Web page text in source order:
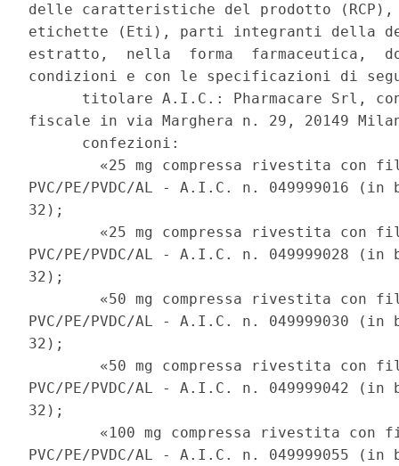
delle caratteristiche del prodotto
etichette (Eti), parti integranti della
estratto,  nella  forma  farmaceutica,
condizioni e con le specificazioni di
titolare A.I.C.: Pharmacare Srl,
fiscale in via Marghera n. 29, 20149
      confezioni:
«25 mg compressa rivestita con
PVC/PE/PVDC/AL - A.I.C. n. 049999016
32);
«25 mg compressa rivestita con
PVC/PE/PVDC/AL - A.I.C. n. 049999028
32);
«50 mg compressa rivestita con
PVC/PE/PVDC/AL - A.I.C. n. 049999030
32);
«50 mg compressa rivestita con
PVC/PE/PVDC/AL - A.I.C. n. 049999042
32);
«100 mg compressa rivestita con
PVC/PE/PVDC/AL - A.I.C. n. 049999055